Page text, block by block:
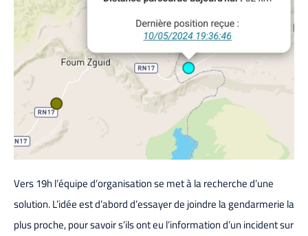
Vers 19h l’équipe d’organisation se met à la recherche d’une
solution. L’idée est d’abord d’essayer de joindre la gendarmerie la
plus proche, pour savoir s’ils ont eu l’information d’un incident sur